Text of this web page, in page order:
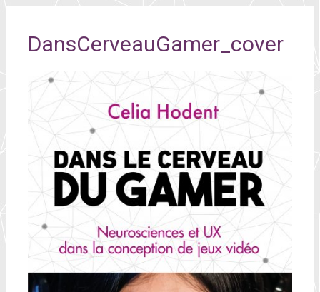
DansCerveauGamer_cover